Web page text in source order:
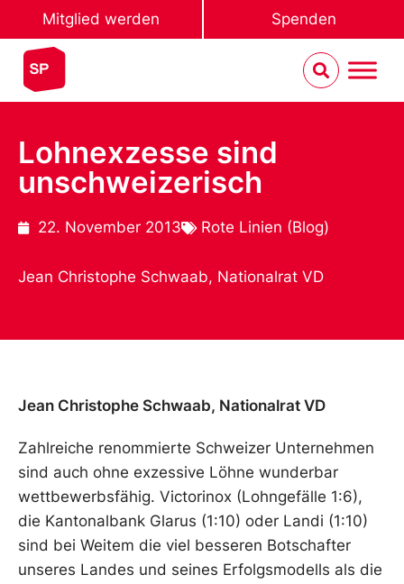
Mitglied werden Spenden
Lohnexzesse sind
unschweizerisch
22. November 2013 Rote Linien (Blog)
Jean Christophe Schwaab, Nationalrat VD
Jean Christophe Schwaab, Nationalrat VD
Zahlreiche renommierte Schweizer Unternehmen
sind auch ohne exzessive Löhne wunderbar
wettbewerbsfähig. Victorinox (Lohngefälle 1:6),
die Kantonalbank Glarus (1:10) oder Landi (1:10)
sind bei Weitem die viel besseren Botschafter
unseres Landes und seines Erfolgsmodells als die